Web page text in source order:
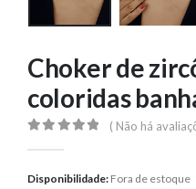
Choker de
coloridas
( Não há
Disponibilidade: Fora de estoque